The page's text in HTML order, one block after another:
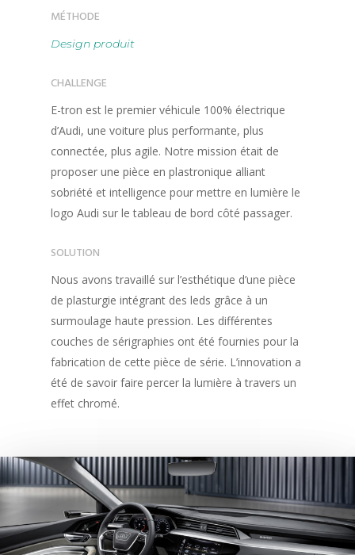
MÉTHODE
Design produit
CHALLENGE
E-tron est le premier véhicule 100% électrique
d’Audi, une voiture plus performante, plus
connectée, plus agile. Notre mission était de
proposer une pièce en plastronique alliant
sobriété et intelligence pour mettre en lumière le
logo Audi sur le tableau de bord côté passager.
SOLUTION
Nous avons travaillé sur l’esthétique d’une pièce
de plasturgie intégrant des leds grâce à un
surmoulage haute pression. Les différentes
couches de sérigraphies ont été fournies pour la
fabrication de cette pièce de série. L’innovation a
été de savoir faire percer la lumière à travers un
effet chromé.
Accueil
Réalisations
Blog